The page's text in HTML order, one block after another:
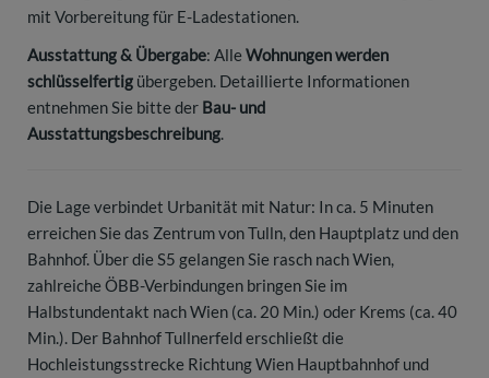
mit Vorbereitung für E-Ladestationen.
Ausstattung & Übergabe: Alle Wohnungen werden
schlüsselfertig übergeben. Detaillierte Informationen
entnehmen Sie bitte der Bau- und
Ausstattungsbeschreibung.
Die Lage verbindet Urbanität mit Natur: In ca. 5 Minuten
erreichen Sie das Zentrum von Tulln, den Hauptplatz und den
Bahnhof. Über die S5 gelangen Sie rasch nach Wien,
zahlreiche ÖBB-Verbindungen bringen Sie im
Halbstundentakt nach Wien (ca. 20 Min.) oder Krems (ca. 40
Min.). Der Bahnhof Tullnerfeld erschließt die
Hochleistungsstrecke Richtung Wien Hauptbahnhof und